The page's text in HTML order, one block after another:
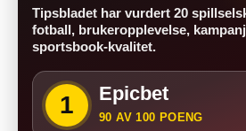
Tipsbladet har vurdert 20
fotball, brukeropplevelse,
sportsbook-kvalitet.
1 Epicbet
90 AV 100 POENG